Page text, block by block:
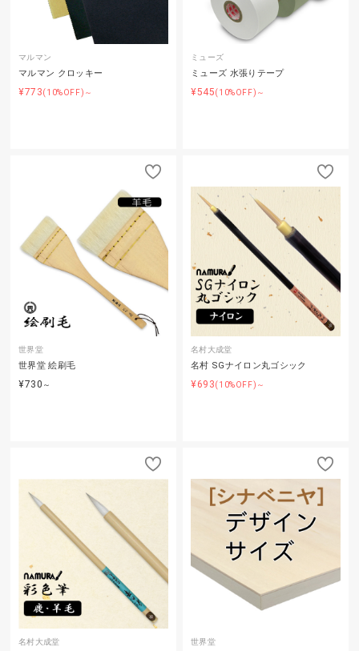
マルマン
マルマン クロッキー
¥773(10%OFF)～
ミューズ
ミューズ 水張りテープ
¥545(10%OFF)～
世界堂
世界堂 絵刷毛
¥730 ～
名村大成堂
名村 SGナイロン丸ゴシック
¥693(10%OFF)～
名村大成堂 世界堂